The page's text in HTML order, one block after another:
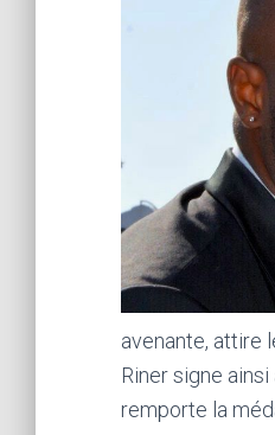
avenante, attire
Riner signe
remporte la